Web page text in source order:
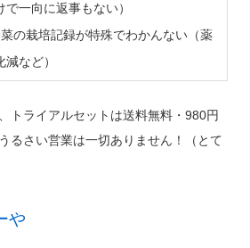
で一向に返事もない）
の栽培記録が特殊でわかんない（薬
減など）
トライアルセットは送料無料・980円
るさい営業は一切ありません！（とて
や